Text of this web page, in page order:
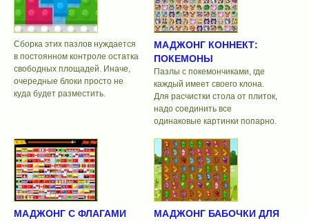
Сборка этих пазлов нуждается
в постоянном контроле остатка
свободных площадей. Иначе,
очередные блоки просто не
куда будет разместить.
МАДЖОНГ КОННЕКТ:
ПОКЕМОНЫ
Пазлы с покемончиками, где
каждый имеет своего клона.
Для расчистки стола от плиток,
надо соединить все
одинаковые картинки попарно.
МАДЖОНГ С ФЛАГАМИ
МАДЖОНГ БАБОЧКИ ДЛЯ